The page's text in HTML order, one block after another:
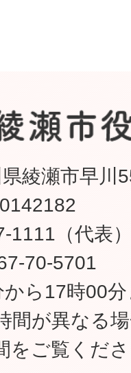
綾瀬市早川
1111（代表
70-5701
ら17時00
間が異なる
をご覧くだ